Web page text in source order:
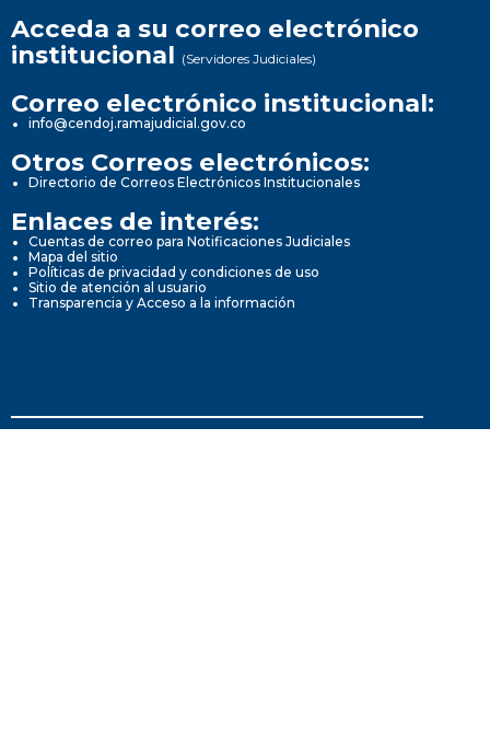
Acceda a su correo electrónico
institucional (Servidores Judiciales)
Correo electrónico institucional:
info@cendoj.ramajudicial.gov.co
Otros Correos electrónicos:
Directorio de Correos Electrónicos Institucionales
Enlaces de interés:
Cuentas de correo para Notificaciones Judiciales
Mapa del sitio
Políticas de privacidad y condiciones de uso
Sitio de atención al usuario
Transparencia y Acceso a la información